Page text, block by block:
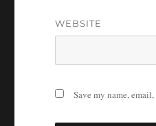
WEBSITE
Save my name,